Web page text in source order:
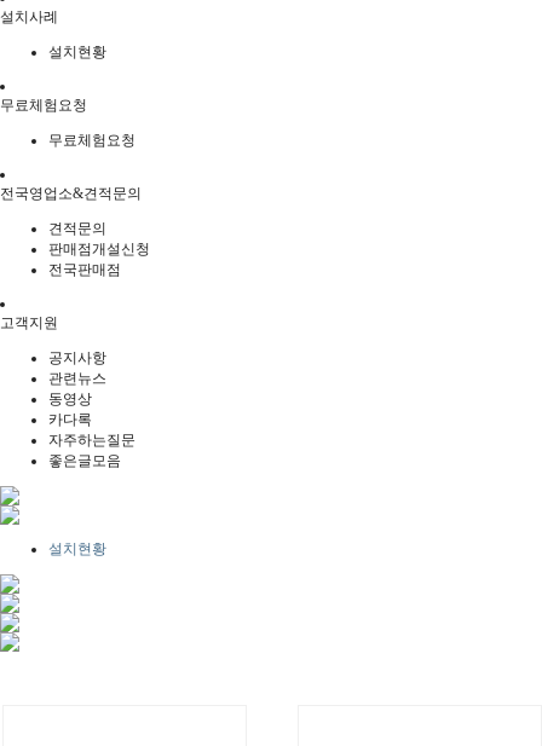
설치사례
설치현황
무료체험요청
무료체험요청
전국영업소&견적문의
견적문의
판매점개설신청
전국판매점
고객지원
공지사항
관련뉴스
동영상
카다록
자주하는질문
좋은글모음
설치현황